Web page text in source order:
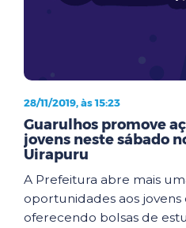
28/11/2019, às 15:23
Guarulhos promove
jovens neste sábado
Uirapuru
A Prefeitura abre mais
oportunidades aos jovens
oferecendo bolsas de